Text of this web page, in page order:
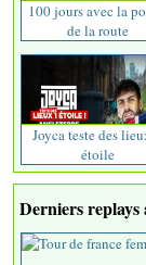
100 jours avec la
de la route
Joyca teste des
étoile
Derniers